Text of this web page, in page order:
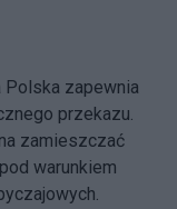
zapewnia
przekazu.
zamieszczać
warunkiem